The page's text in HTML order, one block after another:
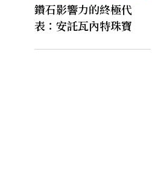
鑽石影響力的終極代
表：安託瓦內特珠寶